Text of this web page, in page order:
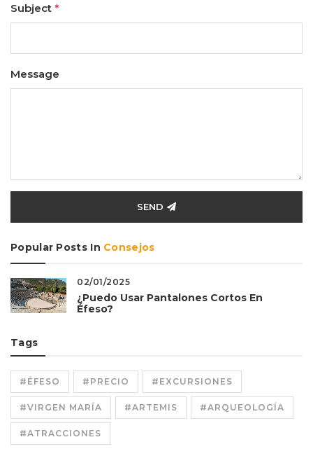
Subject *
Message
SEND
Popular Posts In Consejos
02/01/2025
¿Puedo Usar Pantalones Cortos En
Éfeso?
Tags
#ÉFESO #PRECIO #EXCURSIONES
#VIRGEN MARÍA #ARTEMIS #ARQUEOLOGÍA
#ATRACCIONES